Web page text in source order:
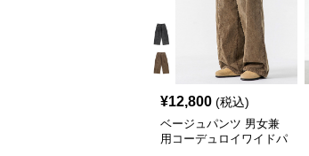
¥12,800 (税込)
ベージュパンツ 男女兼
用コーデュロイワイドパ